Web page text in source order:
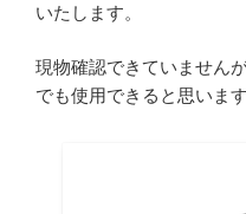
いたします。
現物確認できていません
でも使用できると思います